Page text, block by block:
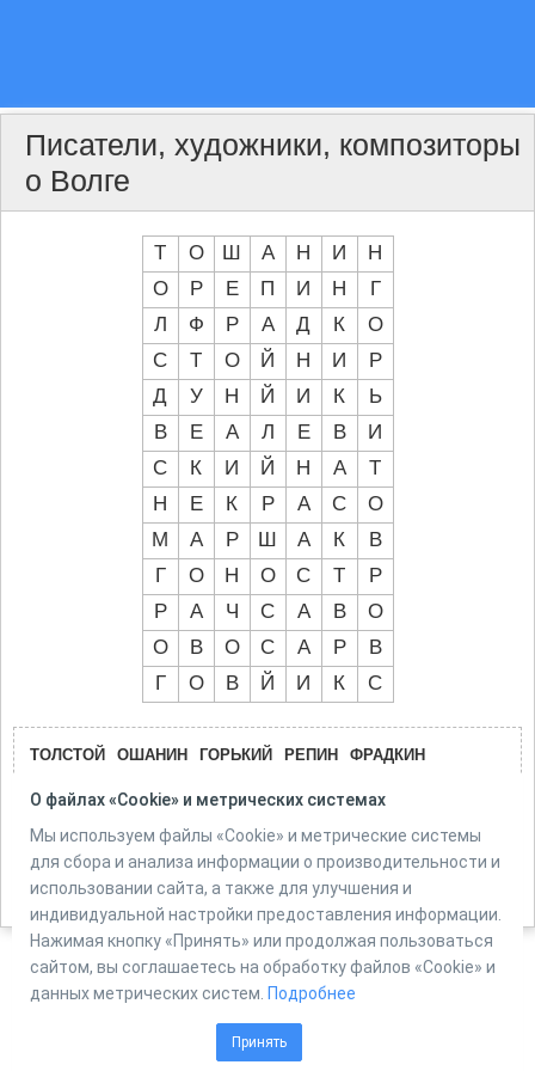
Писатели, художники, композиторы
о Волге
Т О Ш А Н И
Н
О
Р Е П И Н
Г
Л
Ф Р А Д К
О
С
Т О Й Н И
Р
Д
У Н Й И К
Ь
В
Е А Л Е В
И
С
К И Й Н А
Т
Н
Е К Р А С
О
М
А Р Ш А К
В
Г
О Н О С Т
Р
Р
А Ч С А В
О
О
В О С А Р
В
Г
О В Й И К С
ТОЛСТОЙ ОШАНИН ГОРЬКИЙ РЕПИН
ФРАДКИН
Powered by
Online Test Pad
О файлах «Cookie» и метрических системах
Мы используем файлы «Cookie» и метрические системы
для сбора и анализа информации о производительности и
использовании сайта, а также для улучшения и
индивидуальной настройки предоставления информации.
Нажимая кнопку «Принять» или продолжая пользоваться
сайтом, вы соглашаетесь на обработку файлов «Cookie» и
данных метрических систем. Подробнее
Принять